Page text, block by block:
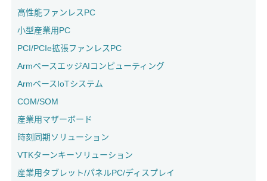
高性能ファンレスPC
小型産業用PC
PCI/PCIe拡張ファンレスPC
ArmベースエッジAIコンピューティング
ArmベースIoTシステム
COM/SOM
産業用マザーボード
時刻同期ソリューション
VTKターンキーソリューション
産業用タブレット/パネルPC/ディスプレイ